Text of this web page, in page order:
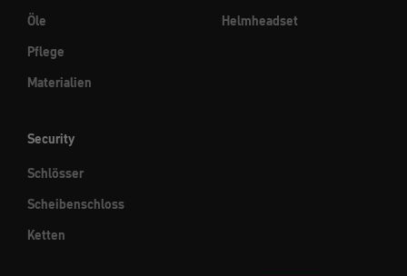
Öle
Pflege
Materialien
Helmheadset
Security
Schlösser
Scheibenschloss
Ketten